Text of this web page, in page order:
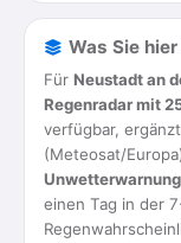
Was Sie
Für Neustadt an
Regenradar mit
verfügbar,
(Meteosat/
einen Tag in der